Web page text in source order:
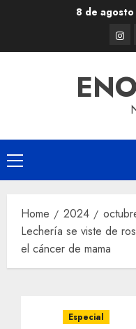
8 de
Primary
Menu
Home 2024
Lechería se viste de
el cáncer de mama
Especial